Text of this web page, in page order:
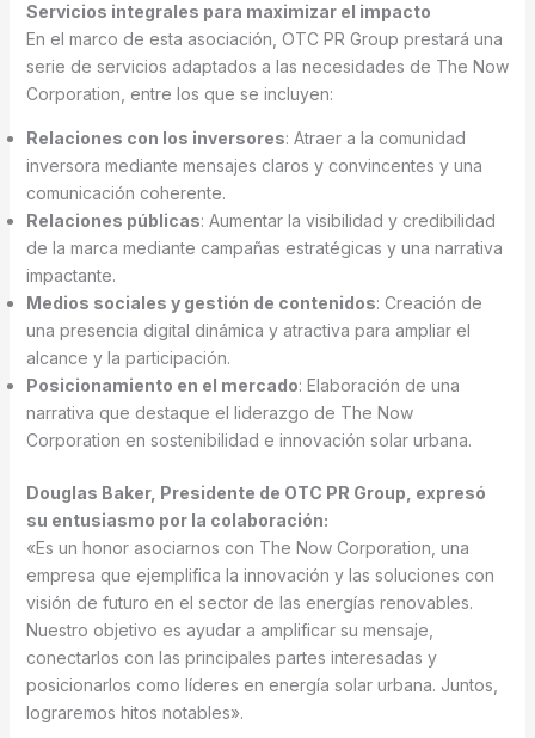
Servicios integrales para maximizar el impacto
En el marco de esta asociación, OTC PR Group prestará una
serie de servicios adaptados a las necesidades de The Now
Corporation, entre los que se incluyen:
Relaciones con los inversores: Atraer a la comunidad
inversora mediante mensajes claros y convincentes y una
comunicación coherente.
Relaciones públicas: Aumentar la visibilidad y credibilidad
de la marca mediante campañas estratégicas y una narrativa
impactante.
Medios sociales y gestión de contenidos: Creación de
una presencia digital dinámica y atractiva para ampliar el
alcance y la participación.
Posicionamiento en el mercado: Elaboración de una
narrativa que destaque el liderazgo de The Now
Corporation en sostenibilidad e innovación solar urbana.
Douglas Baker, Presidente de OTC PR Group, expresó
su entusiasmo por la colaboración:
«Es un honor asociarnos con The Now Corporation, una
empresa que ejemplifica la innovación y las soluciones con
visión de futuro en el sector de las energías renovables.
Nuestro objetivo es ayudar a amplificar su mensaje,
conectarlos con las principales partes interesadas y
posicionarlos como líderes en energía solar urbana. Juntos,
lograremos hitos notables».